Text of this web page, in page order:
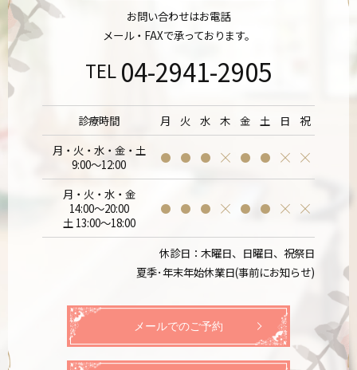
お問い合わせはお電話
メール・FAXで承っております。
TEL 04-2941-2905
診療時間 月 火 水 木 金 土 日
祝
月・火・水・金・土
9:00～12:00
月・火・水・金
14:00～20:00
土 13:00～18:00
休診日：木曜日、日曜日、祝祭日
夏季･年末年始休業日(事前にお知らせ)
メールでのご予約